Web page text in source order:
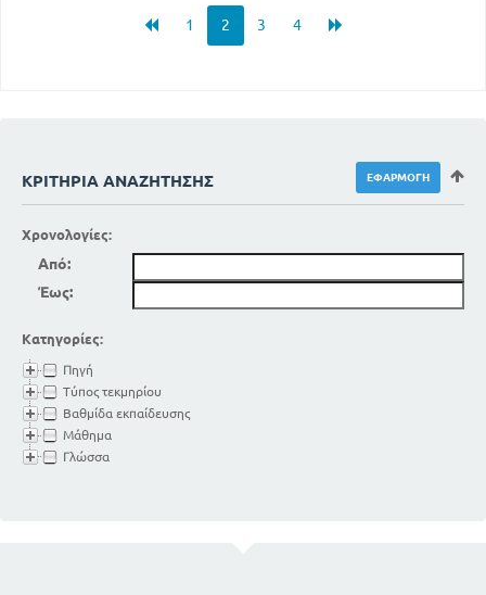
1 2 3 4
ΚΡΙΤΉΡΙΑ ΑΝΑΖΉΤΗΣΗΣ
Χρονολογίες:
Από:
Έως:
Κατηγορίες:
Πηγή
Τύπος τεκμηρίου
Βαθμίδα εκπαίδευσης
Μάθημα
Γλώσσα